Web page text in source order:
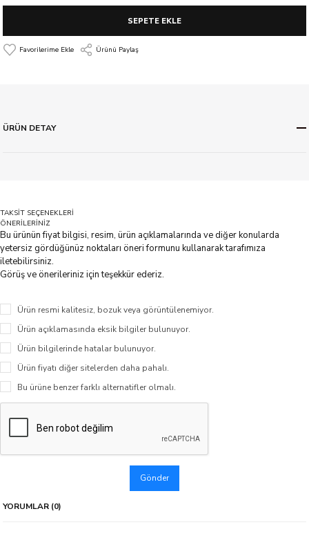
SEPETE EKLE
Ürünü Paylaş
ÜRÜN DETAY
TAKSİT SEÇENEKLERİ
ÖNERİLERİNİZ
Bu ürünün fiyat bilgisi, resim, ürün açıklamalarında ve diğer konularda
yetersiz gördüğünüz noktaları öneri formunu kullanarak tarafımıza
iletebilirsiniz.
Görüş ve önerileriniz için teşekkür ederiz.
Ürün resmi kalitesiz, bozuk veya görüntülenemiyor.
Ürün açıklamasında eksik bilgiler bulunuyor.
Ürün bilgilerinde hatalar bulunuyor.
Ürün fiyatı diğer sitelerden daha pahalı.
Bu ürüne benzer farklı alternatifler olmalı.
Gönder
YORUMLAR (0)